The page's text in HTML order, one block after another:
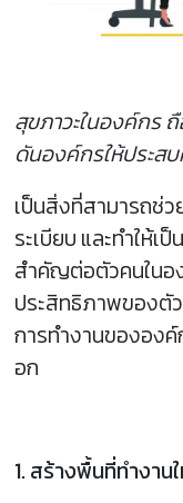
สุขภาวะในองค์กร
ดันองค์กรให้ประสบ
เป็นสิ่งที่สามารถช่ว
ระเบียบ และทำให้เ
สำคัญต่อตัวคนในอ
ประสิทธิภาพของตั
การทำงานขององค์
อก
1. สร้างพื้นที่ทำงาน